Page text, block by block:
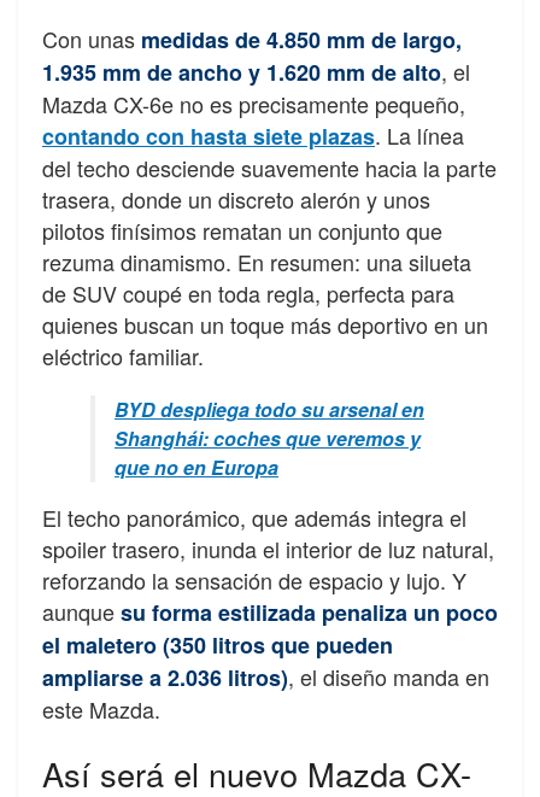
Con unas medidas de 4.850 mm de largo,
1.935 mm de ancho y 1.620 mm de alto, el
Mazda CX-6e no es precisamente pequeño,
contando con hasta siete plazas. La línea
del techo desciende suavemente hacia la parte
trasera, donde un discreto alerón y unos
pilotos finísimos rematan un conjunto que
rezuma dinamismo. En resumen: una silueta
de SUV coupé en toda regla, perfecta para
quienes buscan un toque más deportivo en un
eléctrico familiar.
BYD despliega todo su arsenal en
Shanghái: coches que veremos y
que no en Europa
El techo panorámico, que además integra el
spoiler trasero, inunda el interior de luz natural,
reforzando la sensación de espacio y lujo. Y
aunquesu forma estilizada penaliza un poco
el maletero (350 litros que pueden
ampliarse a 2.036 litros), el diseño manda en
este Mazda.
Así será el nuevo Mazda CX-